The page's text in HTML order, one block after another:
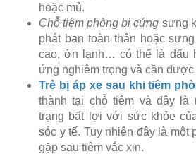
hoặc mủ.
Chỗ tiêm phòng bị cứng sưng
phát ban toàn thân hoặc
cao, ớn lạnh… có thể là dấu
ứng nghiêm trọng và cần
Trẻ bị áp xe sau khi tiêm
thành tại chỗ tiêm và đây là
trạng bất lợi với sức khỏe
sóc y tế. Tuy nhiên đây là một
gặp sau tiêm vắc xin.